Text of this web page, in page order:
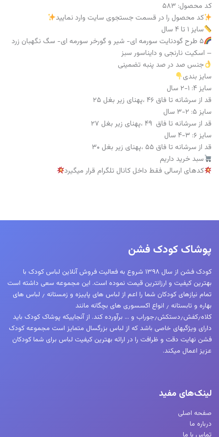
کد محصول: ۵۸۳
کد محصول را در قسمت جستجوی سایت وارد نمایید
سایز ۱ تا ۴ سال
۵ طرح گودنایت سورمه ای- شیر و گورخر سورمه ای- سگ نگهبان زرد
– اسکیت نارنجی و دایناسور سبز
جنس صد در صد پنبه تضمینی
سایز بندی
سایز ۴: ۱-۲ سال
قد از سرشانه تا فاق ۴۶ ،پهنای زیر بغل ۲۵
سایز ۵: ۲-۳ سال
قد از سرشانه تا فاق ۴۹ ،پهنای زیر بغل ۲۷
سایز ۶: ۳-۴ سال
قد از سرشانه تا فاق ۵۵ ،پهنای زیر بغل ۳۰
سبد خرید داریم
کدهای ارسالی فقط داخل کانال تلگرام قرار میگیرد
پوشاک کودک فشن
کودک فشن از سال ۱۳۹۸ شروع به فعالیت فروش آنلاین لباس کودک با
بهترین کیفیت و ارزانترین قیمت نموده است. این مجموعه سعی داشته است
تمام نیازهای کودکان شما را اعم از لباس های پاییزه و زمستانه ٫ لباس های
بهاره و تابستانه ٫ انواع اکسسوری های بچگانه مانند
کلاه٫کفش٫دستکش٫جوراب و … برآورده کند. از آنجاییکه پوشاک کودک باید
دارای ویژگیهای خاصی باشد که از لباس بزرگسال متمایز است مجموعه کودک
فشن نهایت دقت و ظرافت را در ارائه بهترین کیفیت لباس برای شما کودکان
عزیز اعمال میکند.
لینک‌های مفید
صفحه اصلی
درباره ما
تماس با ما